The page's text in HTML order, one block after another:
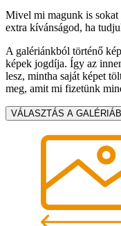
Mivel mi magunk is sokat
extra kívánságod, ha
A galériánkból történő
képek jogdíja. Így az
lesz, mintha saját képet
meg, amit mi fizetünk
VÁLASZTÁS A